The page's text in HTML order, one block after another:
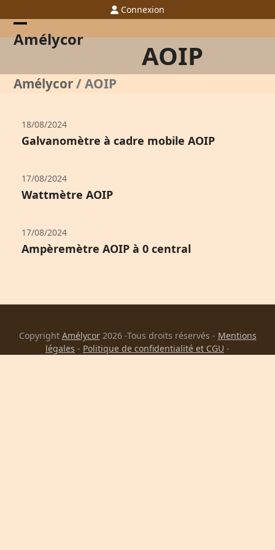
to
content
Connexion
Amélycor
Open
menu
Close
menu
AOIP
Amélycor/AOIP
18/08/2024
Galvanomètre à cadre mobile AOIP
17/08/2024
Wattmètre AOIP
17/08/2024
Ampèremètre AOIP à 0 central
Copyright Amélycor2026 -Tous droits réservés - Mentions
légales - Politique de confidentialité et CGU -